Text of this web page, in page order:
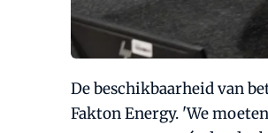
De beschikbaarheid van
Fakton Energy. 'We